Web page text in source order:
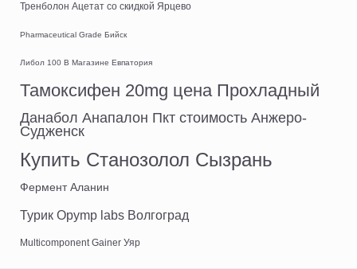
Тренболон Ацетат со скидкой Ярцево
Pharmaceutical Grade Бийск
Либол 100 В Магазине Евпатория
Тамоксифен 20mg цена Прохладный
Данабол Анапалон Пкт стоимость Анжеро-
Судженск
Купить Станозолол Сызрань
Фермент Аланин
Турик Opymp labs Волгоград
Multicomponent Gainer Уяр